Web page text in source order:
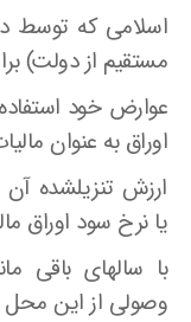
اسلامی که توسط
مستقیم از دولت)
عوارض خود
اوراق به عنوان
ارزش تنزیلشده
یا نرخ سود اوراق
با سالهای باقی
وصولی از این محل